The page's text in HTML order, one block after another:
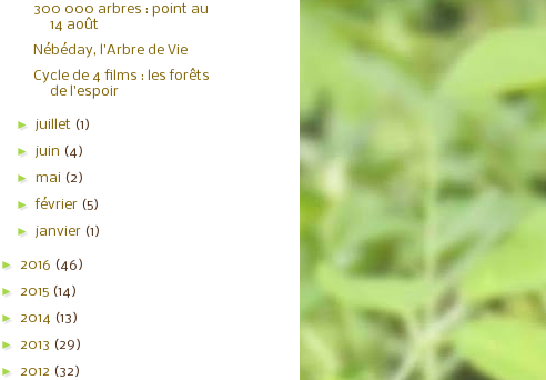
300 000 arbres : point au
14 août
Nébéday, l'Arbre de Vie
Cycle de 4 films : les forêts
de l'espoir
►juillet (1)
►juin (4)
►mai (2)
►février (5)
►janvier (1)
► 2016 (46)
► 2015 (14)
► 2014 (13)
► 2013 (29)
► 2012 (32)